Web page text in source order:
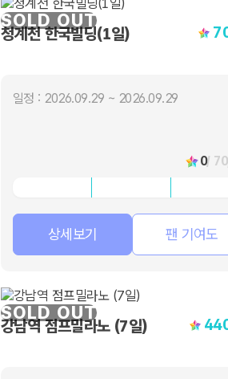
SOLD OUT
청계천 한국빌딩(1일)
일정 : 2026.09.29 ~ 2026.09.29
0/
상세보기 팬 기여도
SOLD OUT
강남역 점프밀라노 (7일)